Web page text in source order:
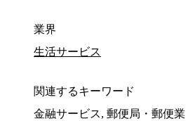
業界
生活サービス
関連するキーワード
金融サービス, 郵便局・郵便業